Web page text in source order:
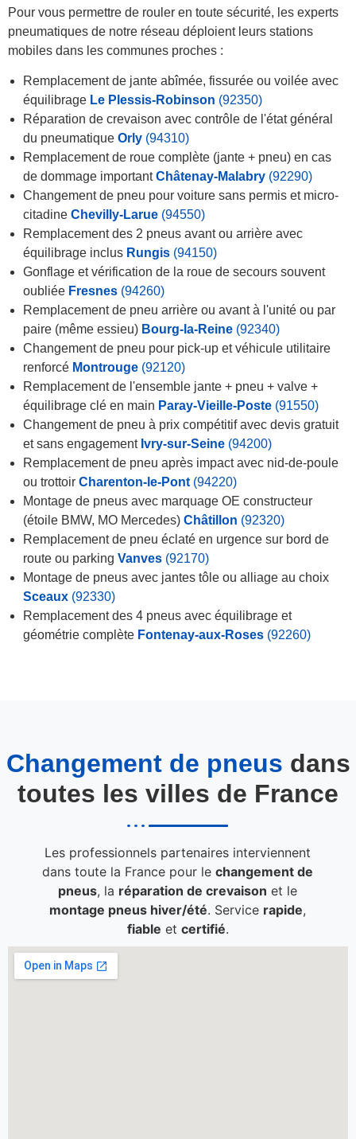
Pour vous permettre de rouler en toute sécurité, les experts
pneumatiques de notre réseau déploient leurs stations
mobiles dans les communes proches :
Remplacement de jante abîmée, fissurée ou voilée avec
équilibrage Le Plessis-Robinson (92350)
Réparation de crevaison avec contrôle de l'état général
du pneumatique Orly (94310)
Remplacement de roue complète (jante + pneu) en cas
de dommage important Châtenay-Malabry (92290)
Changement de pneu pour voiture sans permis et micro-
citadine Chevilly-Larue (94550)
Remplacement des 2 pneus avant ou arrière avec
équilibrage inclus Rungis (94150)
Gonflage et vérification de la roue de secours souvent
oubliée Fresnes (94260)
Remplacement de pneu arrière ou avant à l'unité ou par
paire (même essieu) Bourg-la-Reine (92340)
Changement de pneu pour pick-up et véhicule utilitaire
renforcé Montrouge (92120)
Remplacement de l'ensemble jante + pneu + valve +
équilibrage clé en main Paray-Vieille-Poste (91550)
Changement de pneu à prix compétitif avec devis gratuit
et sans engagement Ivry-sur-Seine (94200)
Remplacement de pneu après impact avec nid-de-poule
ou trottoir Charenton-le-Pont (94220)
Montage de pneus avec marquage OE constructeur
(étoile BMW, MO Mercedes) Châtillon (92320)
Remplacement de pneu éclaté en urgence sur bord de
route ou parking Vanves (92170)
Montage de pneus avec jantes tôle ou alliage au choix
Sceaux (92330)
Remplacement des 4 pneus avec équilibrage et
géométrie complète Fontenay-aux-Roses (92260)
Changement de pneus dans
toutes les villes de France
Les professionnels partenaires interviennent
dans toute la France pour lechangement de
pneus, la réparation de crevaison et le
montage pneus hiver/été. Service rapide,
fiable et certifié.